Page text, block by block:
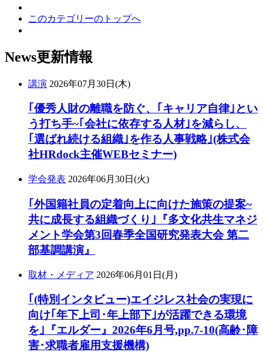
このカテゴリーのトップへ
News更新情報
講演 2026年07月30日(木)
｢優秀人財の離職を防ぐ、｢キャリア自律｣とい
う打ち手~｢会社に依存する人材｣を減らし、
｢選ばれ続ける組織｣を作る人事戦略｣(株式会
社HRdock主催WEBセミナー)
学会発表 2026年06月30日(火)
｢外国籍社員の定着向上に向けた施策の提案~
共に成長する組織づくり｣『多文化共生マネジ
メント学会第3回春季全国研究発表大会 第二
部基調講演』
取材・メディア 2026年06月01日(月)
｢(特別インタビュー)エイジレス社会の実現に
向け｢年下上司･年上部下｣が活躍できる環境
を｣『エルダー』2026年6月号,pp.7-10(高齢･障
害･求職者雇用支援機構)